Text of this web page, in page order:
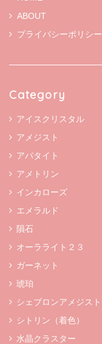
ABOUT
プライバシーポリシー
Category
アイスクリスタル
アメジスト
アパタイト
アメトリン
インカローズ
エメラルド
隕石
オーラライト２３
ガーネット
琥珀
シェブロンアメジスト
シトリン（着色）
水晶クラスター